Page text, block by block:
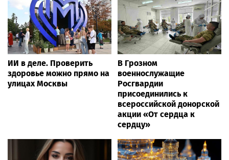
ИИ в деле. Проверить
здоровье можно прямо на
улицах Москвы
В Грозном
военнослужащие
Росгвардии
присоединились к
всероссийской донорской
акции «От сердца к
сердцу»